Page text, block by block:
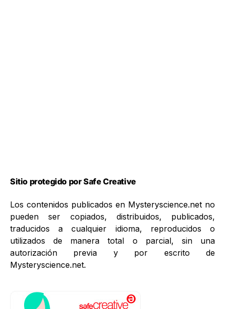
Sitio protegido por Safe Creative
Los contenidos publicados en Mysteryscience.net no
pueden ser copiados, distribuidos, publicados,
traducidos a cualquier idioma, reproducidos o
utilizados de manera total o parcial, sin una
autorización previa y por escrito de
Mysteryscience.net.